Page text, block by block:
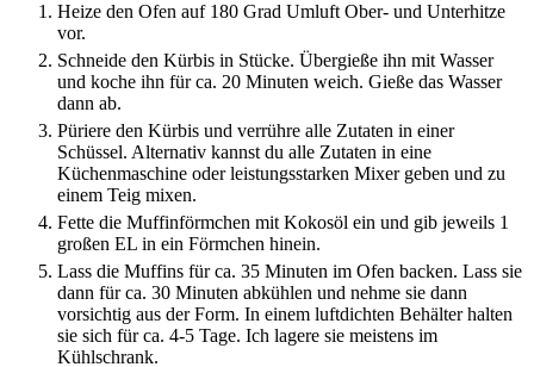
Heize den Ofen auf 180 Grad Umluft Ober- und Unterhitze
vor.
Schneide den Kürbis in Stücke. Übergieße ihn mit Wasser
und koche ihn für ca. 20 Minuten weich. Gieße das Wasser
dann ab.
Püriere den Kürbis und verrühre alle Zutaten in einer
Schüssel. Alternativ kannst du alle Zutaten in eine
Küchenmaschine oder leistungsstarken Mixer geben und zu
einem Teig mixen.
Fette die Muffinförmchen mit Kokosöl ein und gib jeweils 1
großen EL in ein Förmchen hinein.
Lass die Muffins für ca. 35 Minuten im Ofen backen. Lass sie
dann für ca. 30 Minuten abkühlen und nehme sie dann
vorsichtig aus der Form. In einem luftdichten Behälter halten
sie sich für ca. 4-5 Tage. Ich lagere sie meistens im
Kühlschrank.